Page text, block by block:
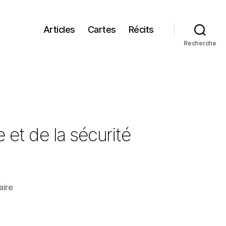
Articles Cartes Récits
Recherche
et de la sécurité
sur